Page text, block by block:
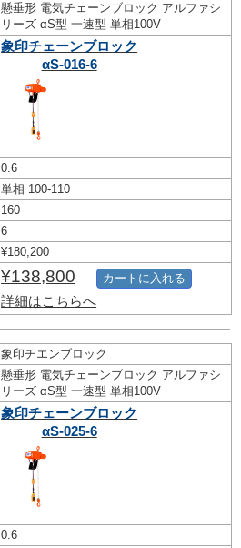
懸垂形 電気チェーンブロック アルファシ
リーズ αS型 一速型 単相100V
象印チェーンブロック
αS-016-6
0.6
単相 100-110
160
6
¥180,200
¥138,800
詳細はこちらへ
カートに入れる
象印チエンブロック
懸垂形 電気チェーンブロック アルファシ
リーズ αS型 一速型 単相100V
象印チェーンブロック
αS-025-6
0.6